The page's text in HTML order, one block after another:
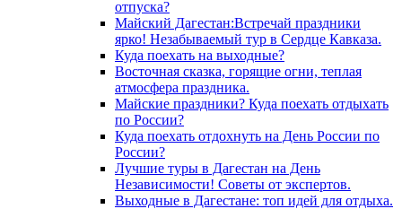
отпуска?
Майский Дагестан:Встречай праздники
ярко! Незабываемый тур в Сердце Кавказа.
Куда поехать на выходные?
Восточная сказка, горящие огни, теплая
атмосфера праздника.
Майские праздники? Куда поехать отдыхать
по России?
Куда поехать отдохнуть на День России по
России?
Лучшие туры в Дагестан на День
Независимости! Советы от экспертов.
Выходные в Дагестане: топ идей для отдыха.